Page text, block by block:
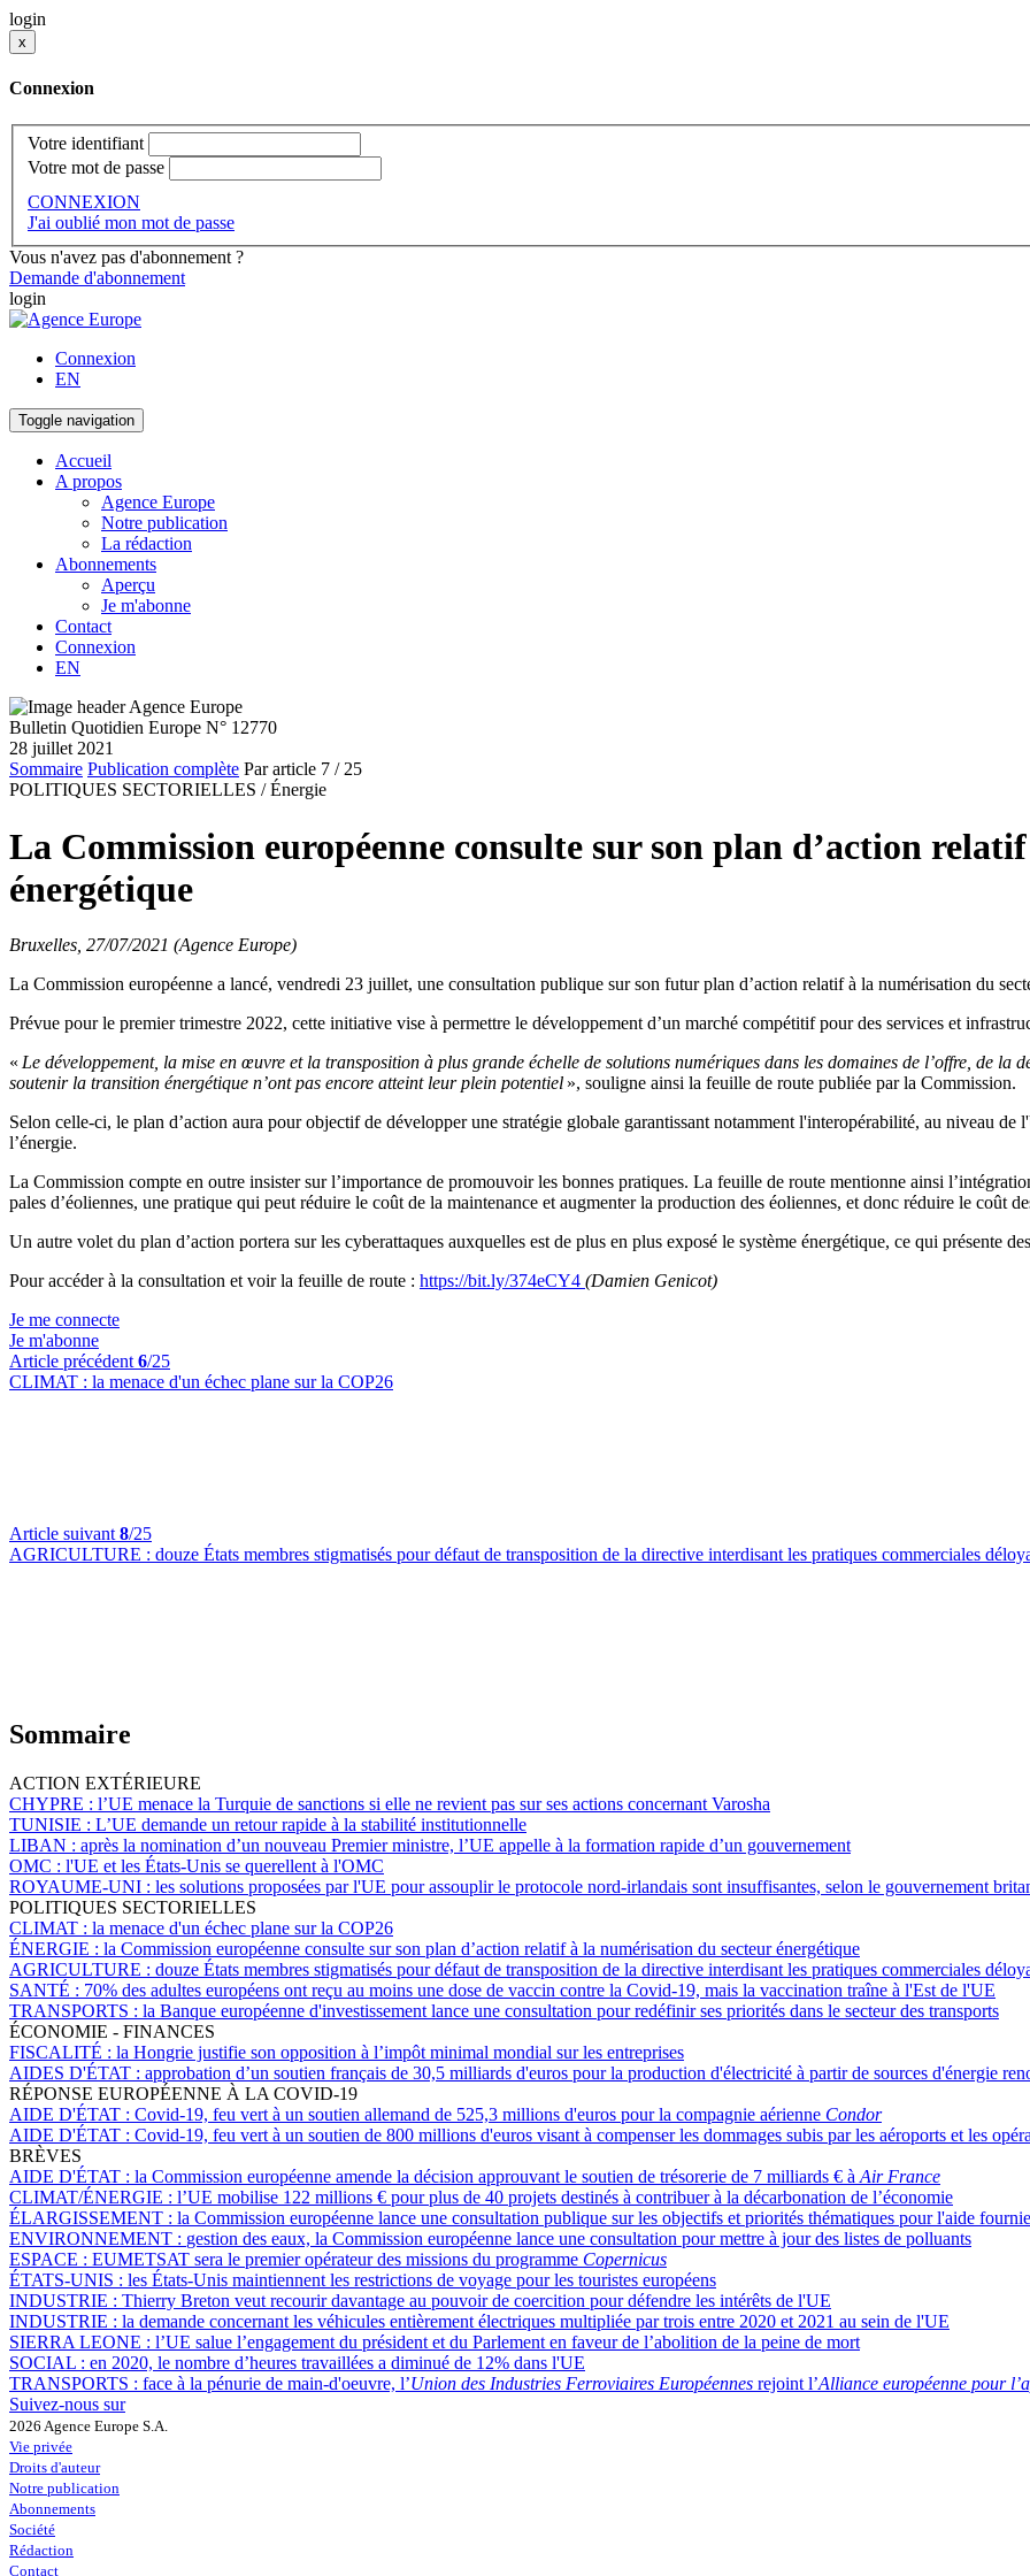
login
x
Connexion
Votre identifiant
Votre mot de passe
CONNEXION
J'ai oublié mon mot de passe
Vous n'avez pas d'abonnement ?
Demande d'abonnement
login
Connexion
EN
Toggle navigation
Accueil
A propos
Agence Europe
Notre publication
La rédaction
Abonnements
Aperçu
Je m'abonne
Contact
Connexion
EN
Bulletin Quotidien Europe N° 12770
28 juillet 2021
Sommaire Publication complète Par article 7 / 25
POLITIQUES SECTORIELLES / Énergie
La Commission européenne consulte sur son plan d’action
énergétique
Bruxelles, 27/07/2021 (Agence Europe)
La Commission européenne a lancé, vendredi 23 juillet, une consultation publique sur son futur plan d’action relatif à la numérisation du
Prévue pour le premier trimestre 2022, cette initiative vise à permettre le développement d’un marché compétitif pour des services et
« Le développement, la mise en œuvre et la transposition à plus grande échelle de solutions numériques dans les domaines de l’offre, de la
soutenir la transition énergétique n’ont pas encore atteint leur plein potentiel », souligne ainsi la feuille de route publiée par la Commission.
Selon celle-ci, le plan d’action aura pour objectif de développer une stratégie globale garantissant notamment l'interopérabilité, au niveau
l’énergie.
La Commission compte en outre insister sur l’importance de promouvoir les bonnes pratiques. La feuille de route mentionne ainsi
pales d’éoliennes, une pratique qui peut réduire le coût de la maintenance et augmenter la production des éoliennes, et donc réduire le coût
Un autre volet du plan d’action portera sur les cyberattaques auxquelles est de plus en plus exposé le système énergétique, ce qui présente
Pour accéder à la consultation et voir la feuille de route : https://bit.ly/374eCY4 (Damien Genicot)
Je me connecte
Je m'abonne
Article précédent 6/25
CLIMAT : la menace d'un échec plane sur la COP26
Article suivant 8/25
AGRICULTURE : douze États membres stigmatisés pour défaut de transposition de la directive interdisant les pratiques commerciales
Sommaire
ACTION EXTÉRIEURE
CHYPRE : l’UE menace la Turquie de sanctions si elle ne revient pas sur ses actions concernant Varosha
TUNISIE : L’UE demande un retour rapide à la stabilité institutionnelle
LIBAN : après la nomination d’un nouveau Premier ministre, l’UE appelle à la formation rapide d’un gouvernement
OMC : l'UE et les États-Unis se querellent à l'OMC
ROYAUME-UNI : les solutions proposées par l'UE pour assouplir le protocole nord-irlandais sont insuffisantes, selon le gouvernement
POLITIQUES SECTORIELLES
CLIMAT : la menace d'un échec plane sur la COP26
ÉNERGIE : la Commission européenne consulte sur son plan d’action relatif à la numérisation du secteur énergétique
AGRICULTURE : douze États membres stigmatisés pour défaut de transposition de la directive interdisant les pratiques commerciales
SANTÉ : 70% des adultes européens ont reçu au moins une dose de vaccin contre la Covid-19, mais la vaccination traîne à l'Est de l'UE
TRANSPORTS : la Banque européenne d'investissement lance une consultation pour redéfinir ses priorités dans le secteur des transports
ÉCONOMIE - FINANCES
FISCALITÉ : la Hongrie justifie son opposition à l’impôt minimal mondial sur les entreprises
AIDES D'ÉTAT : approbation d’un soutien français de 30,5 milliards d'euros pour la production d'électricité à partir de sources d'énergie
RÉPONSE EUROPÉENNE À LA COVID-19
AIDE D'ÉTAT : Covid-19, feu vert à un soutien allemand de 525,3 millions d'euros pour la compagnie aérienne Condor
AIDE D'ÉTAT : Covid-19, feu vert à un soutien de 800 millions d'euros visant à compenser les dommages subis par les aéroports et les
BRÈVES
AIDE D'ÉTAT : la Commission européenne amende la décision approuvant le soutien de trésorerie de 7 milliards € à Air France
CLIMAT/ÉNERGIE : l’UE mobilise 122 millions € pour plus de 40 projets destinés à contribuer à la décarbonation de l’économie
ÉLARGISSEMENT : la Commission européenne lance une consultation publique sur les objectifs et priorités thématiques pour l'aide
ENVIRONNEMENT : gestion des eaux, la Commission européenne lance une consultation pour mettre à jour des listes de polluants
ESPACE : EUMETSAT sera le premier opérateur des missions du programme Copernicus
ÉTATS-UNIS : les États-Unis maintiennent les restrictions de voyage pour les touristes européens
INDUSTRIE : Thierry Breton veut recourir davantage au pouvoir de coercition pour défendre les intérêts de l'UE
INDUSTRIE : la demande concernant les véhicules entièrement électriques multipliée par trois entre 2020 et 2021 au sein de l'UE
SIERRA LEONE : l’UE salue l’engagement du président et du Parlement en faveur de l’abolition de la peine de mort
SOCIAL : en 2020, le nombre d’heures travaillées a diminué de 12% dans l'UE
TRANSPORTS : face à la pénurie de main-d'oeuvre, l’Union des Industries Ferroviaires Européennes rejoint l’Alliance européenne pour
Suivez-nous sur
2026 Agence Europe S.A.
Vie privée
Droits d'auteur
Notre publication
Abonnements
Société
Rédaction
Contact